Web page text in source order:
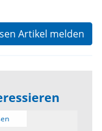
Artikel melden